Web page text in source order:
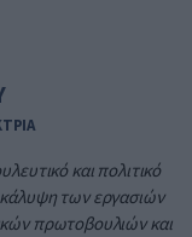
και πολιτικό
των εργασιών
πρωτοβουλιών και